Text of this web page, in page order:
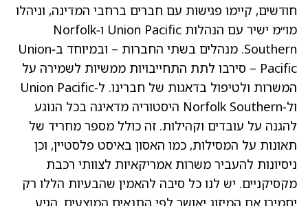
חודשים, קיימו פגישות עם חברים ברחבי המדינה, וניהלו
מו״מ ישיר עם הנהלות Union Pacific ו‑Norfolk
Southern. מנהלים בשתי החברות – ובמיוחד ב‑Union
Pacific – סירבו לתת התחייבויות ממשיות לשמירה על
המשרות ולטיפול בדאגות של חברינו. ל‑Union Pacific
ול‑Norfolk Southern היסטוריה מדאיגה בכל הנוגע
להגנה על עובדים וקהילות. זה כולל מספר מחריד של
תאונות על המסילות, כמו האסון באיסט פלסטיין, וכן
ניסיונות להעביר משרות אמריקאיות לצוותי רכבת
מקסיקניים. יש לנו כל סיבה להאמין שהבעיות הללו רק
יחמירו אם המיזוג יאושר לפי התנאים המוצעים. הגיע